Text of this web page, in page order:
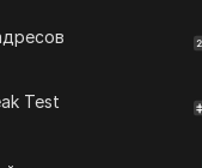
Test
Задайте
Открыть
Задайте